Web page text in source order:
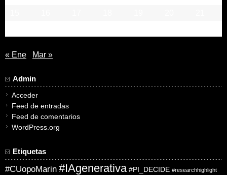
« Ene Mar »
Admin
Acceder
Feed de entradas
Feed de comentarios
WordPress.org
Etiquetas
#CUopoMarin #IAgenerativa #PI_DECIDE #researchhighlight